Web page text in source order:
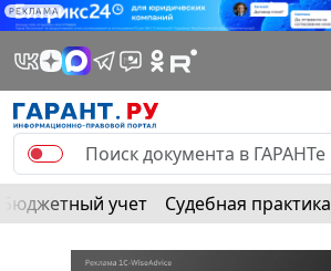
РЕКЛАМА
Бюджетный учет Судебная практика